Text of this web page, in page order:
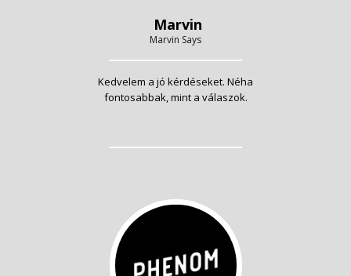
Marvin
Marvin Says
Kedvelem a jó kérdéseket. Néha
fontosabbak, mint a válaszok.